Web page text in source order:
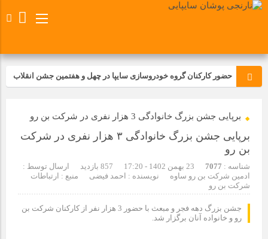
حضور کارکنان گروه خودروسازی سایپا در چهل و هفتمین جشن انقلاب
تجدید بیعت کارکنان شرکت پارس خودرو با آرمان های رهبر کبیر و فقید
انقلاب اسلامی ایران
مسابقات ورزشی در مگاموتوربا استقبال کارکنان برگزار شد
مراسم عزاداری و ذکرمصیبت سالروز شهادت امام محمدتقی(ع) در
شرکت زامیاد
تجربه‌ای میدانی از صنعت برای دانش‌آموزان فنی‌وحرفه‌ای؛ بازدید
برپایی جشن بزرگ خانوادگی 3 هزار نفری در شرکت بن رو
برپایی جشن بزرگ خانوادگی ۳ هزار نفری در شرکت
بن رو
شناسه : 7077 23 بهمن 1402 - 17:20
ارسال توسط :
ادمین شرکت بن رو ساوه
نویسنده : احمد فیضی
منبع : ارتباطات
شرکت بن رو
جشن بزرگ دهه فجر و مبعث با حضور 3 هزار نفر از کارکنان شرکت بن
رو‌ و خانواده آنان برگزار شد.